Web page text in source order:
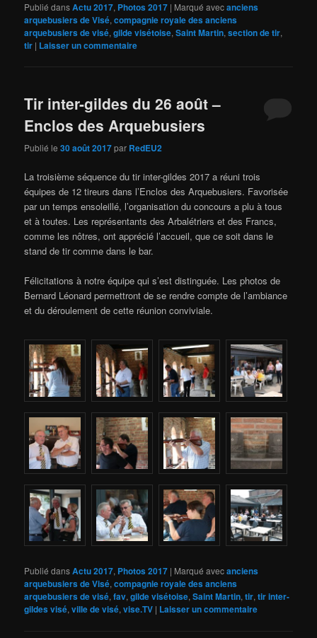
Publié dansActu 2017, Photos 2017 | Marqué avecanciens
arquebusiers de Visé,compagnie royale des anciens
arquebusiers de visé,gilde visétoise,Saint Martin,section de tir,
tir | Laisser un commentaire
Tir inter-gildes du 26 août –
Enclos des Arquebusiers
Publié le30 août 2017par RedEU2
La troisième séquence du tir inter-gildes 2017 a réuni trois
équipes de 12 tireurs dans l’Enclos des Arquebusiers. Favorisée
par un temps ensoleillé, l’organisation du concours a plu à tous
et à toutes. Les représentants des Arbalétriers et des Francs,
comme les nôtres, ont apprécié l’accueil, que ce soit dans le
stand de tir comme dans le bar.
Félicitations à notre équipe qui s’est distinguée. Les photos de
Bernard Léonard permettront de se rendre compte de l’ambiance
et du déroulement de cette réunion conviviale.
Publié dansActu 2017, Photos 2017 | Marqué avecanciens
arquebusiers de Visé,compagnie royale des anciens
arquebusiers de visé,fav,gilde visétoise,Saint Martin,tir,tir inter-
gildes visé,ville de visé,vise.TV | Laisser un commentaire